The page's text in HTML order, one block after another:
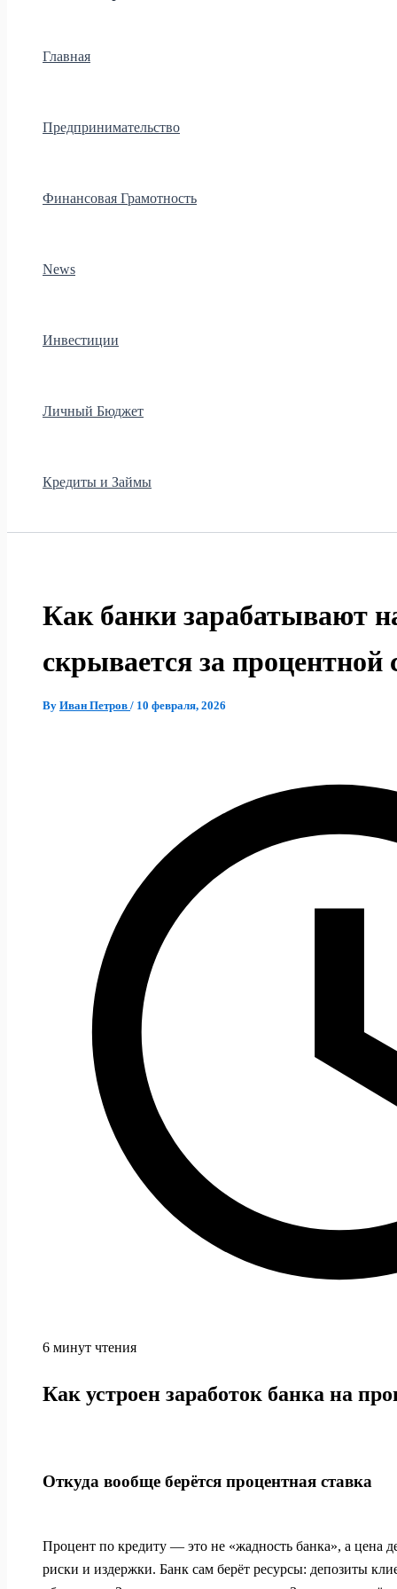
Главная
Предпринимательство
Финансовая Грамотность
News
Инвестиции
Личный Бюджет
Кредиты и Займы
Как банки зарабатывают
скрывается за процентной
By Иван Петров / 10 февраля, 2026
6 минут чтения
Как устроен заработок банка на
Откуда вообще берётся процентная ставка
Процент по кредиту — это не «жадность банка», а цена
риски и издержки. Банк сам берёт ресурсы: депозиты